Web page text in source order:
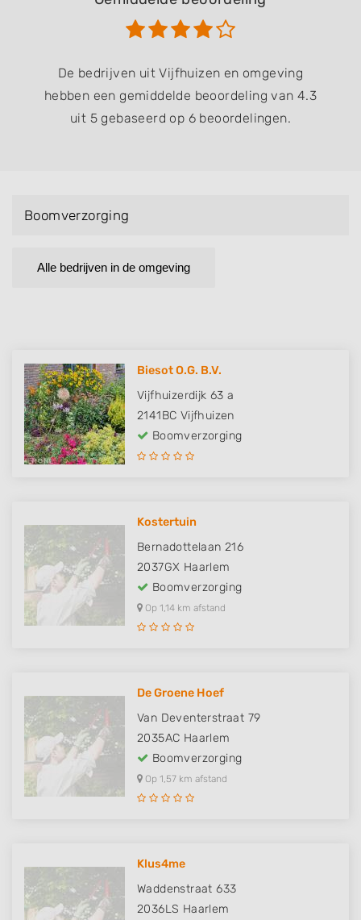
De bedrijven uit Vijfhuizen en omgeving
hebben een gemiddelde beoordeling van 4.3
uit 5 gebaseerd op 6 beoordelingen.
Boomverzorging
Alle bedrijven in de omgeving
Biesot O.G. B.V.
Vijfhuizerdijk 63 a
2141BC Vijfhuizen
Boomverzorging
Kostertuin
Bernadottelaan 216
2037GX Haarlem
Boomverzorging
Op 1,14 km afstand
De Groene Hoef
Van Deventerstraat 79
2035AC Haarlem
Boomverzorging
Op 1,57 km afstand
Klus4me
Waddenstraat 633
2036LS Haarlem